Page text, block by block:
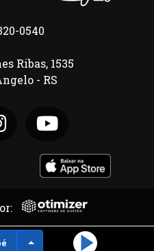
0540
Ribas, 1535
- RS
Toggle Dropdown